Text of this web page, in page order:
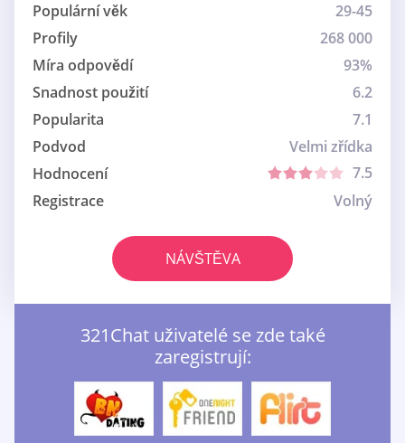
Populární věk
29-45
Profily
268 000
Míra odpovědí
93%
Snadnost použití
6.2
Popularita
7.1
Podvod
Velmi zřídka
Hodnocení
7.5
Registrace
Volný
NÁVŠTĚVA
321Chat uživatelé se zde také
zaregistrují: